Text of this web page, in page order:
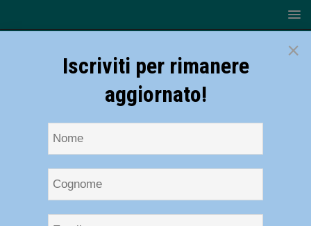
×
Iscriviti per rimanere
aggiornato!